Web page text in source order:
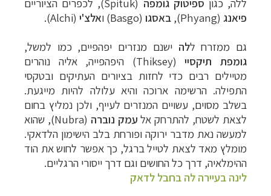
פיאנג (
Phyang
), באסגו (
Basgo) ואלצ'י (
Alchi
).
גם ממזרח ללה ישנם מנזרים יפהפיים, כמו למשל,
גומפת תיקסיי(
Thiksey) היפהפייה, אליה נוהרים
מטיילים רבים כדי לחזות בציורים העתיקים ובטקסי
התפילה. הרשימה ארוכה והיא עלולה להיות מייגעת.
בשלב מסוים, עשויים המנזרים לעייף, ולכן נמליץ בחום
לצאת לשטח, להתרחק אל עמק נוברה (
Nubra), שהוא
למעשה נאת מדבר ירוקה ופורחת בלב הישימון הלדאקי.
מומלץ מאד לצאת לטייל ברגל, כך אפשר לחוש את הוד
ההימלאיה, דרך כל החושים וגם דרך ייסורי הרגליים.
לינה בעיירה לה בחבל לדאק